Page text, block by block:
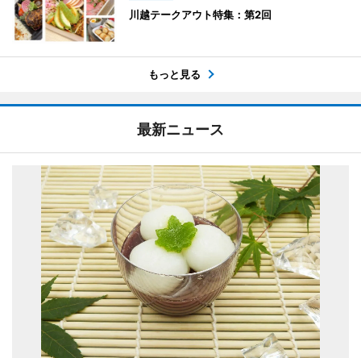
川越テークアウト特集：第2回
もっと見る
最新ニュース